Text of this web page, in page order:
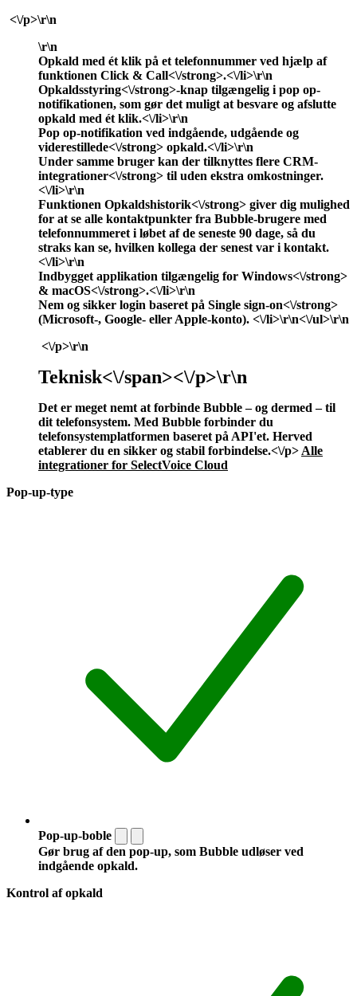
<\/p>\r\n
\r\n
Opkald med ét klik på et telefonnummer ved hjælp af
funktionen Click & Call<\/strong>.<\/li>\r\n
Opkaldsstyring<\/strong>-knap tilgængelig i pop op-
notifikationen, som gør det muligt at besvare og afslutte
opkald med ét klik.<\/li>\r\n
Pop op-notifikation ved indgående, udgående og
viderestillede<\/strong> opkald.<\/li>\r\n
Under samme bruger kan der tilknyttes flere CRM-
integrationer<\/strong> til uden ekstra omkostninger.
<\/li>\r\n
Funktionen Opkaldshistorik<\/strong> giver dig mulighed
for at se alle kontaktpunkter fra Bubble-brugere med
telefonnummeret i løbet af de seneste 90 dage, så du
straks kan se, hvilken kollega der senest var i kontakt.
<\/li>\r\n
Indbygget applikation tilgængelig for Windows<\/strong>
& macOS<\/strong>.<\/li>\r\n
Nem og sikker login baseret på Single sign-on<\/strong>
(Microsoft-, Google- eller Apple-konto). <\/li>\r\n<\/ul>\r\n
<\/p>\r\n
Teknisk<\/span><\/p>\r\n
Det er meget nemt at forbinde Bubble – og dermed– til
dit telefonsystem. Med Bubble forbinder du
telefonsystemplatformen baseret på API'et. Herved
etablerer du en sikker og stabil forbindelse.<\/p> Alle
integrationer for SelectVoice Cloud
Pop-up-type
Pop-up-boble
Gør brug af den pop-up, som Bubble udløser ved
indgående opkald.
Kontrol af opkald